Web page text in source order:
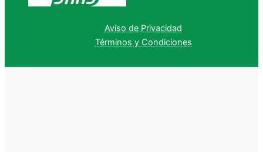
Aviso de Privacidad
Términos y Condiciones